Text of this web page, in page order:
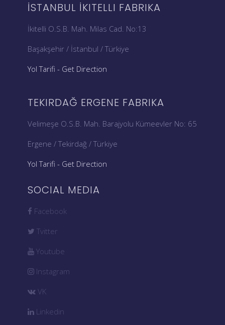
İSTANBUL İKITELLI FABRIKA
İkitelli O.S.B. Mah. Milas Cad. No:13
Başakşehir / İstanbul / Türkiye
Yol Tarifi - Get Direction
TEKIRDAĞ ERGENE FABRIKA
Velimeşe O.S.B. Mah. Barajyolu Kümeevler No: 65
Ergene / Tekirdağ / Türkiye
Yol Tarifi - Get Direction
SOCIAL MEDIA
Facebook
Tvitter
Youtube
Instagram
VK
Linkedin